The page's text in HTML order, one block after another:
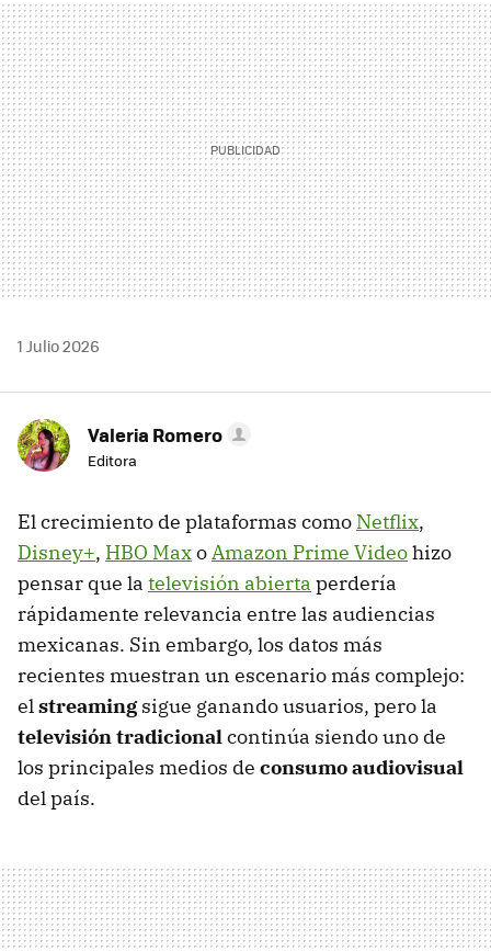
MAIL
1 Julio 2026
Valeria Romero
Editora
El crecimiento de plataformas como Netflix,
Disney+, HBO MaxoAmazon Prime Videohizo
pensar que la televisión abierta perdería
rápidamente relevancia entre las audiencias
mexicanas. Sin embargo, los datos más
recientes muestran un escenario más complejo:
elstreamingsigue ganando usuarios, pero la
televisión tradicionalcontinúa siendo uno de
los principales medios de consumo audiovisual
del país.